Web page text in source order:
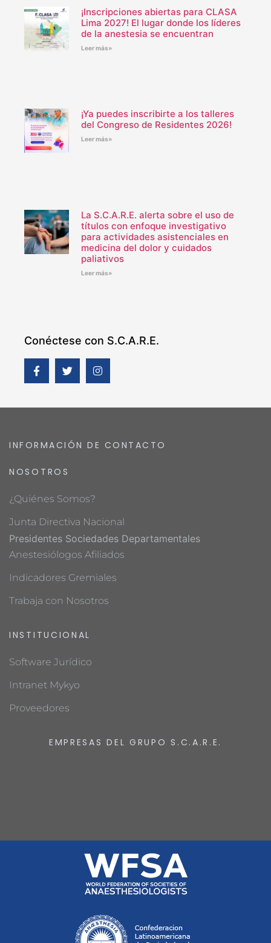
¡Inscripciones abiertas para CLASA
Lima 2027! El lugar donde los líderes
de la anestesia se encuentran
Leer más»
¡Ya puedes inscribirte a los talleres
del Congreso de Residentes 2026!
Leer más»
La S.C.A.R.E. alerta sobre el uso de
títulos con enfoque investigativo
para actividades asistenciales en
medicina del dolor y cuidados
paliativos
Leer más»
Conéctese con S.C.A.R.E.
INFORMACIÓN DE CONTACTO
NOSOTROS
¿Quiénes Somos?
Junta Directiva Nacional
Presidentes Sociedades Departamentales
Anestesiólogos Afiliados
Indicadores Gremiales
Trabaja con Nosotros
INSTITUCIONAL
Software Jurídico
Intranet Mykyo
Proveedores
EMPRESAS DEL GRUPO S.C.A.R.E.